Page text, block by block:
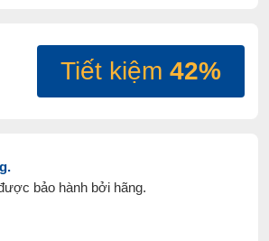
Tiết kiệm42%
bảo hành bởi hãng.